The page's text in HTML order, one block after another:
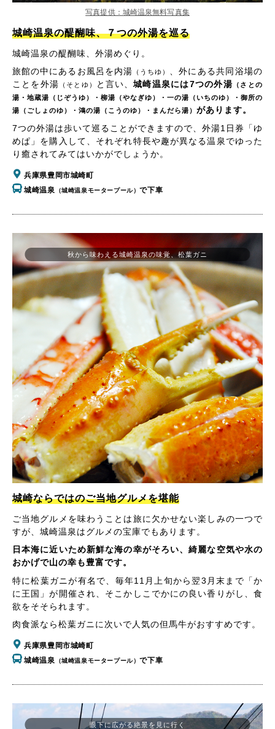
写真提供：城崎温泉無料写真集
城崎温泉の醍醐味、７つの外湯を巡る
城崎温泉の醍醐味、外湯めぐり。
旅館の中にあるお風呂を内湯 （うちゆ） 、外にある共同浴場の
ことを外湯 （そとゆ） と言い、 城崎温泉には7つの外湯 （さとの
湯・地蔵湯（じぞうゆ）・柳湯（やなぎゆ）・一の湯（いちのゆ）・御所の
湯（ごしょのゆ）・鴻の湯（こうのゆ）・まんだら湯） があります。
7つの外湯は歩いて巡ることができますので、外湯1日券「ゆ
めぱ」を購入して、それぞれ特長や趣が異なる温泉でゆった
り癒されてみてはいかがでしょうか。
兵庫県豊岡市城崎町
城崎温泉 （城崎温泉モータープール）で下車
城崎ならではのご当地グルメを堪能
ご当地グルメを味わうことは旅に欠かせない楽しみの一つで
すが、城崎温泉はグルメの宝庫でもあります。
日本海に近いため新鮮な海の幸がそろい、綺麗な空気や水の
おかげで山の幸も豊富です。
特に松葉ガニが有名で、毎年11月上旬から翌3月末まで「か
に王国」が開催され、そこかしこでかにの良い香りがし、食
欲をそそられます。
肉食派なら松葉ガニに次いで人気の但馬牛がおすすめです。
兵庫県豊岡市城崎町
城崎温泉 （城崎温泉モータープール）で下車
秋から味わえる城崎温泉の味覚、松葉ガニ
眼下に広がる絶景を見に行く